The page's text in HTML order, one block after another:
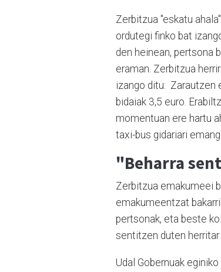
Zerbitzua "eskatu
ordutegi finko bat
den heinean, pertsona
eraman. Zerbitzua
izango ditu: Zarautzen
bidaiak 3,5 euro.
momentuan ere hartu
taxi-bus gidariari
"Beharra
Zerbitzua emakumeei
emakumeentzat
pertsonak, eta beste
sentitzen duten
Udal Gobernuak